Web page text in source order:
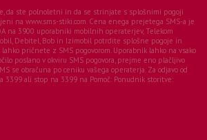
da ste polnoletni in da se strinjate s splošnimi pogoji
na www.sms-stiki.com. Cena enega prejetega SMS-a je
na 3900 uporabniki mobilnih operaterjev, Telekom
Debitel, Bob in Izimobil potrdite splošne pogoje in
pričnete z SMS pogovorom. Uporabnik lahko na vsako
poslano v okviru SMS pogovora, prejme eno plačljivo
se obračuna po ceniku vašega operaterja. Za odjavo od
3399 ali stop na 3399 na Pomoč: Ponudnik storitve: